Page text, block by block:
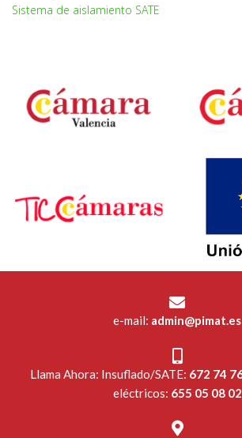
Sistema de aislamiento SATE
e-mail: admin@pimat.es
Llama Ahora: Insuflado/SATE: 672 74
eléctricos: 655 05 08 02